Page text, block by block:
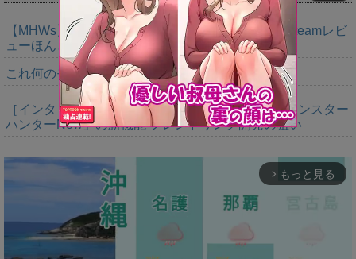
【MHWs】正論パンチからキツい皮肉まで書けるSteamレビ
ューほんと好き
これ何のモンスターなのか未だにわからん
［インタビュー］距離を超えて，一緒に狩る。「モンスター
ハンターNow」の新機能 フレンドリンク開発の狙い
arrow_forward_ios もっと見る